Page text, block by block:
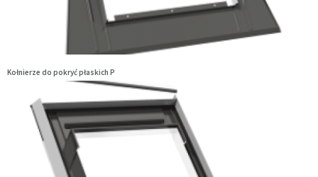
Kołnierze do pokryć płaskich P